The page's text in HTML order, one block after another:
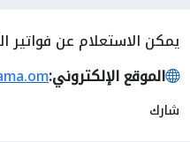
يمكن الاستعلام عن فواتير
الموقع الإلكتروني:
شارك